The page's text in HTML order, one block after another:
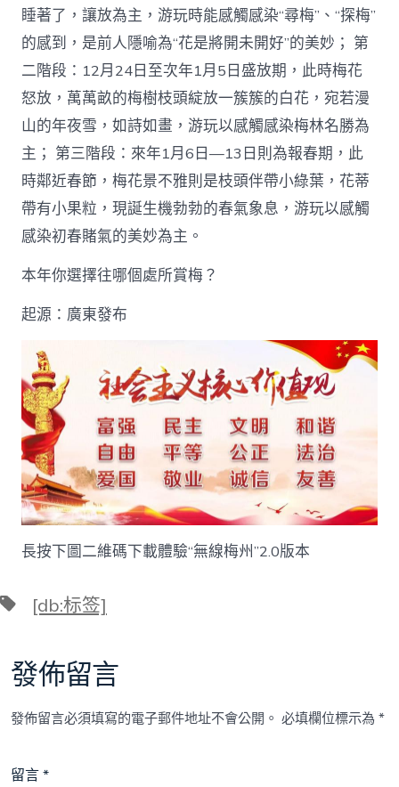
睡著了，讓放為主，游玩時能感觸感染“尋梅”、“探梅”
的感到，是前人隱喻為“花是將開未開好”的美妙； 第
二階段：12月24日至次年1月5日盛放期，此時梅花
怒放，萬萬畝的梅樹枝頭綻放一簇簇的白花，宛若漫
山的年夜雪，如詩如畫，游玩以感觸感染梅林名勝為
主； 第三階段：來年1月6日—13日則為報春期，此
時鄰近春節，梅花景不雅則是枝頭伴帶小綠葉，花蒂
帶有小果粒，現誕生機勃勃的春氣象息，游玩以感觸
感染初春賭氣的美妙為主。
本年你選擇往哪個處所賞梅？
起源：廣東發布
長按下圖二維碼下載體驗“無線梅州”2.0版本
標 [db:标签]
發佈留言
發佈留言必須填寫的電子郵件地址不會公開。 必填欄位標示為*
留言*